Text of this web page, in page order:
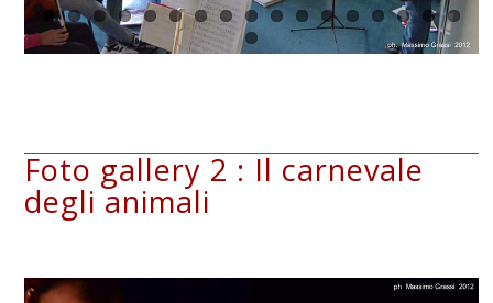
Foto gallery 2 : Il carnevale
degli animali